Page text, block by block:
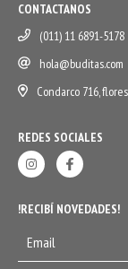
CONTACTANOS
(011) 11 6891-5178
hola@buditas.com
Condarco 716,
REDES SOCIALES
!RECIBÍ NOVEDADES!